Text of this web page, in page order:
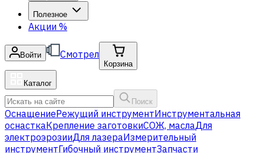
Полезное
Акции %
Войти Смотрел
Корзина
Каталог
Поиск
ОснащениеРежущий инструментИнструментальная
оснасткаКрепление заготовкиСОЖ, маслаДля
электроэрозииДля лазераИзмерительный
инструментГибочный инструментЗапчасти